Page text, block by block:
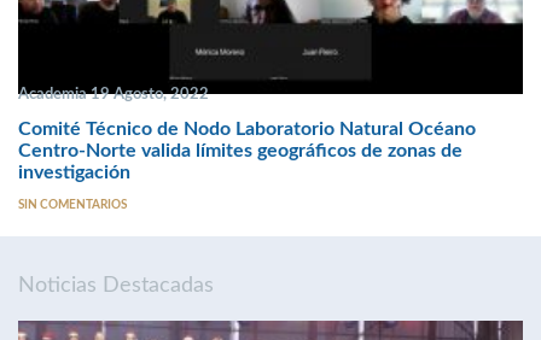
Academia 19 Agosto, 2022
Comité Técnico de Nodo Laboratorio Natural Océano
Centro-Norte valida límites geográficos de zonas de
investigación
SIN COMENTARIOS
Noticias Destacadas